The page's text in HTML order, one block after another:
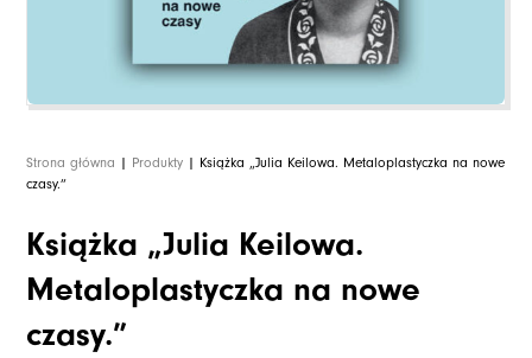
Strona główna Produkty | Książka „Julia Keilowa. Metaloplastyczka na nowe
czasy.”
Książka „Julia Keilowa.
Metaloplastyczka na nowe
czasy.”